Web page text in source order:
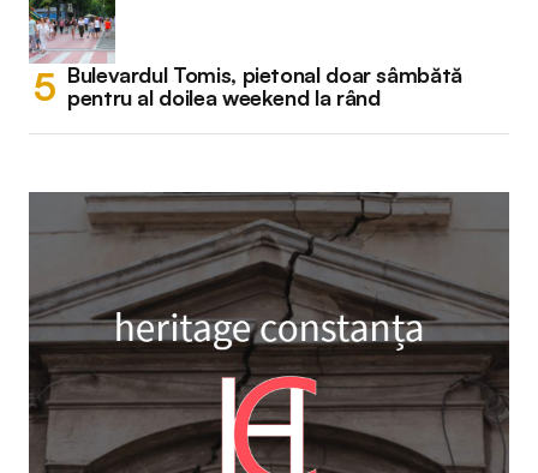
Bulevardul Tomis, pietonal doar sâmbătă
pentru al doilea weekend la rând